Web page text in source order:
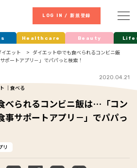
LOG IN / 新規登録
Healthcare Beauty
イエット
ダイエット中でも食べられるコンビニ飯
ートアプリ－」でパパっと検索！
｜食べる
2020.04.21
べられるコンビニ飯は…「コン
事サポートアプリ－」でパパっ
リ